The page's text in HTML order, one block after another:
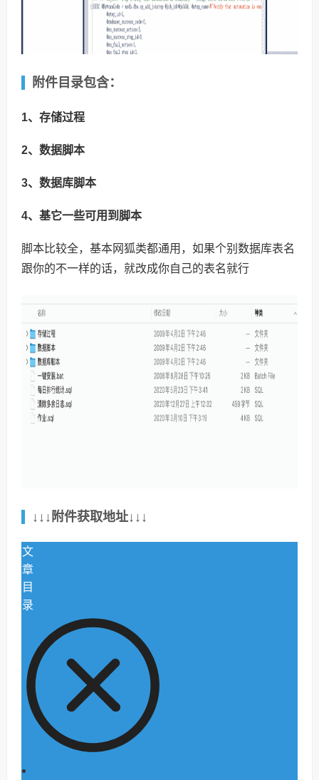
附件目录包含：
1、存储过程
2、数据脚本
3、数据库脚本
4、基它一些可用到脚本
脚本比较全，基本网狐类都通用，如果个别数据库表名
跟你的不一样的话，就改成你自己的表名就行
↓↓↓附件获取地址↓↓↓
文
章
目
录